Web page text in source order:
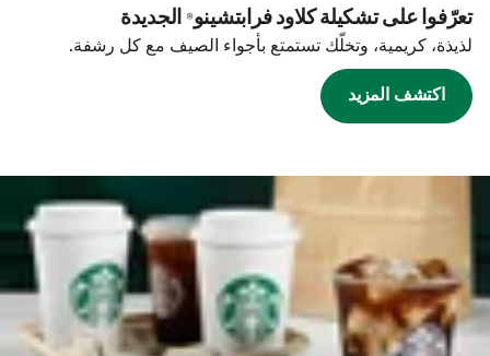
تعرّفوا على تشكيلة كلاود فرابتشينو® الجديدة
لذيذة، كريمية، وتخلّك تستمتع بأجواء الصيف مع كل رشفة.
اكتشف المزيد